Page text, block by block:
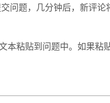
问题，几分钟后，新评论
本粘贴到问题中。如果粘